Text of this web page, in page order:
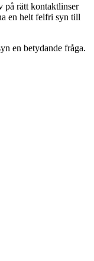
på rätt kontaktlinser
en helt felfri syn till
en betydande fråga.